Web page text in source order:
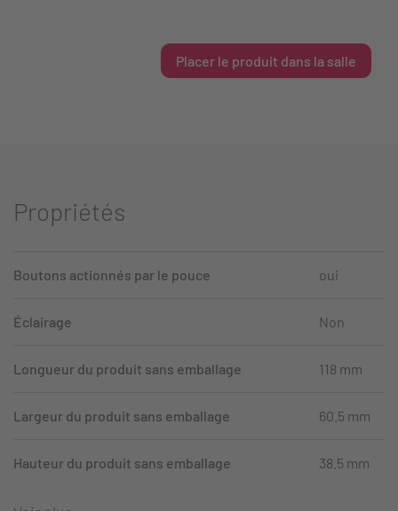
Placer le produit dans la salle
Propriétés
Boutons actionnés par le pouce oui
Éclairage Non
Longueur du produit sans emballage 118 mm
Largeur du produit sans emballage 60.5 mm
Hauteur du produit sans emballage 38.5 mm